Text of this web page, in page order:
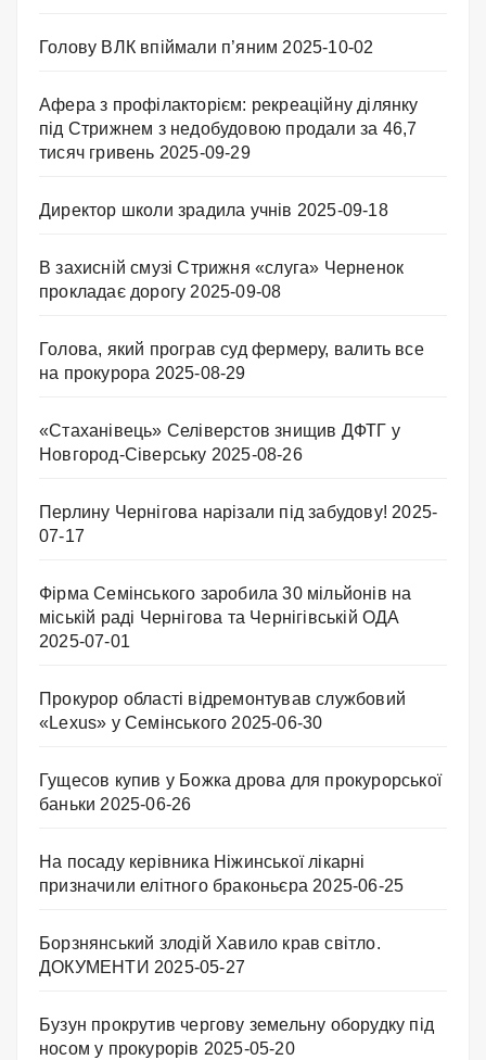
Голову ВЛК впіймали п’яним 2025-10-02
Афера з профілакторієм: рекреаційну ділянку
під Стрижнем з недобудовою продали за 46,7
тисяч гривень 2025-09-29
Директор школи зрадила учнів 2025-09-18
В захисній смузі Стрижня «слуга» Черненок
прокладає дорогу 2025-09-08
Голова, який програв суд фермеру, валить все
на прокурора 2025-08-29
«Стаханівець» Селіверстов знищив ДФТГ у
Новгород-Сіверську 2025-08-26
Перлину Чернігова нарізали під забудову! 2025-
07-17
Фірма Семінського заробила 30 мільйонів на
міській раді Чернігова та Чернігівській ОДА
2025-07-01
Прокурор області відремонтував службовий
«Lexus» у Семінського 2025-06-30
Гущесов купив у Божка дрова для прокурорської
баньки 2025-06-26
На посаду керівника Ніжинської лікарні
призначили елітного браконьєра 2025-06-25
Борзнянський злодій Хавило крав світло.
ДОКУМЕНТИ 2025-05-27
Бузун прокрутив чергову земельну оборудку під
носом у прокурорів 2025-05-20